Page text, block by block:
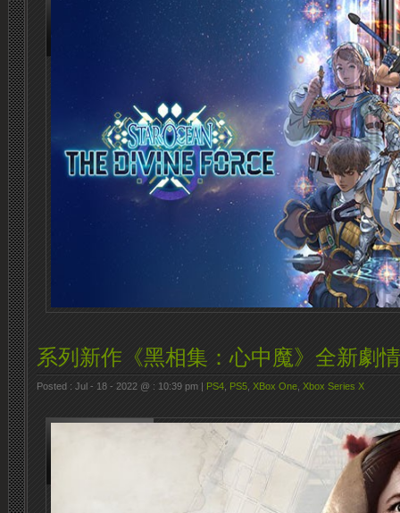
系列新作《黑相集：心中魔》全新劇
Posted : Jul - 18 - 2022 @ : 10:39 pm | PS4 PS5 XBox One Xbox Series X